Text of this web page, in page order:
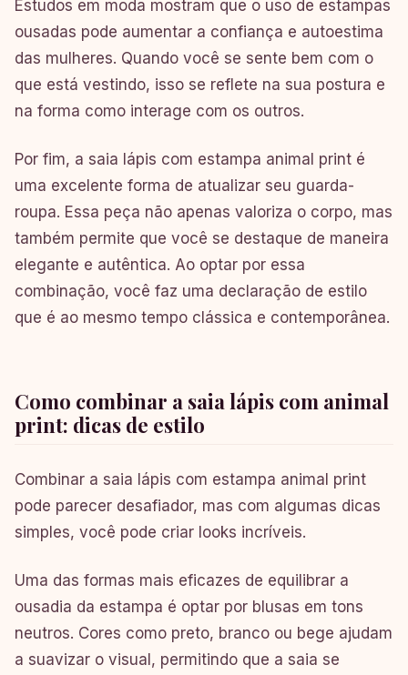
Estudos em moda mostram que o uso de estampas
ousadas pode aumentar a confiança e autoestima
das mulheres. Quando você se sente bem com o
que está vestindo, isso se reflete na sua postura e
na forma como interage com os outros.
Por fim, a saia lápis com estampa animal print é
uma excelente forma de atualizar seu guarda-
roupa. Essa peça não apenas valoriza o corpo, mas
também permite que você se destaque de maneira
elegante e autêntica. Ao optar por essa
combinação, você faz uma declaração de estilo
que é ao mesmo tempo clássica e contemporânea.
Como combinar a saia lápis com animal
print: dicas de estilo
Combinar a saia lápis com estampa animal print
pode parecer desafiador, mas com algumas dicas
simples, você pode criar looks incríveis.
Uma das formas mais eficazes de equilibrar a
ousadia da estampa é optar por blusas em tons
neutros. Cores como preto, branco ou bege ajudam
a suavizar o visual, permitindo que a saia se